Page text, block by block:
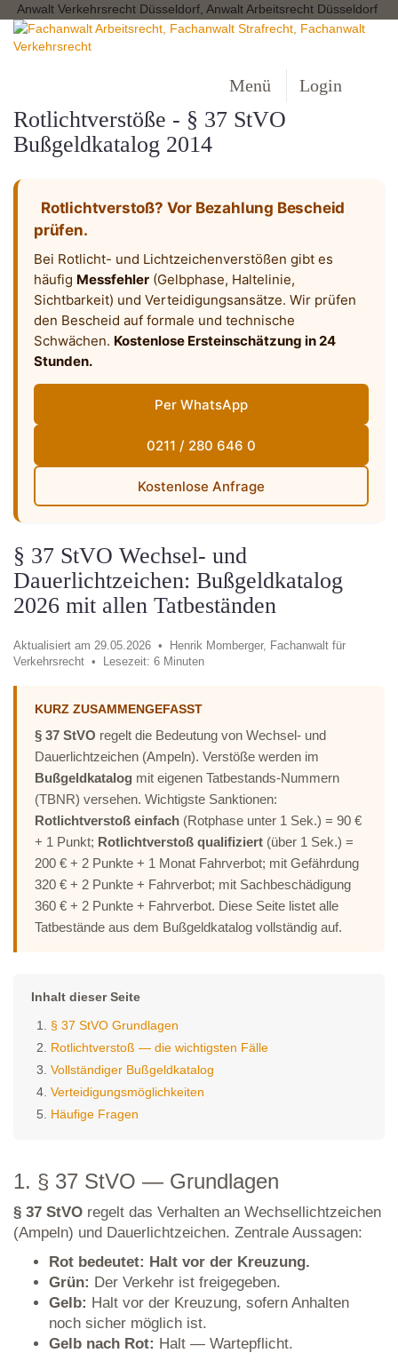
Anwalt Verkehrsrecht Düsseldorf, Anwalt Arbeitsrecht Düsseldorf
Menü Login
Rotlichtverstöße - § 37 StVO
Bußgeldkatalog 2014
Rotlichtverstoß? Vor Bezahlung Bescheid
prüfen.
Bei Rotlicht- und Lichtzeichenverstößen gibt es
häufig Messfehler (Gelbphase, Haltelinie,
Sichtbarkeit) und Verteidigungsansätze. Wir prüfen
den Bescheid auf formale und technische
Schwächen. Kostenlose Ersteinschätzung in 24
Stunden.
Per WhatsApp
0211 / 280 646 0
Kostenlose Anfrage
§ 37 StVO Wechsel- und
Dauerlichtzeichen: Bußgeldkatalog
2026 mit allen Tatbeständen
Aktualisiert am 29.05.2026 •
Henrik Momberger, Fachanwalt für
Verkehrsrecht •
Lesezeit: 6 Minuten
KURZ ZUSAMMENGEFASST
§ 37 StVO regelt die Bedeutung von Wechsel- und
Dauerlichtzeichen (Ampeln). Verstöße werden im
Bußgeldkatalog mit eigenen Tatbestands-Nummern
(TBNR) versehen. Wichtigste Sanktionen:
Rotlichtverstoß einfach (Rotphase unter 1 Sek.) = 90 €
+ 1 Punkt; Rotlichtverstoß qualifiziert (über 1 Sek.) =
200 € + 2 Punkte + 1 Monat Fahrverbot; mit Gefährdung
320 € + 2 Punkte + Fahrverbot; mit Sachbeschädigung
360 € + 2 Punkte + Fahrverbot. Diese Seite listet alle
Tatbestände aus dem Bußgeldkatalog vollständig auf.
Inhalt dieser Seite
§ 37 StVO Grundlagen
Rotlichtverstoß — die wichtigsten Fälle
Vollständiger Bußgeldkatalog
Verteidigungsmöglichkeiten
Häufige Fragen
1. § 37 StVO — Grundlagen
§ 37 StVO regelt das Verhalten an Wechsellichtzeichen
(Ampeln) und Dauerlichtzeichen. Zentrale Aussagen:
Rot bedeutet: Halt vor der Kreuzung.
Grün: Der Verkehr ist freigegeben.
Gelb: Halt vor der Kreuzung, sofern Anhalten
noch sicher möglich ist.
Gelb nach Rot: Halt — Wartepflicht.